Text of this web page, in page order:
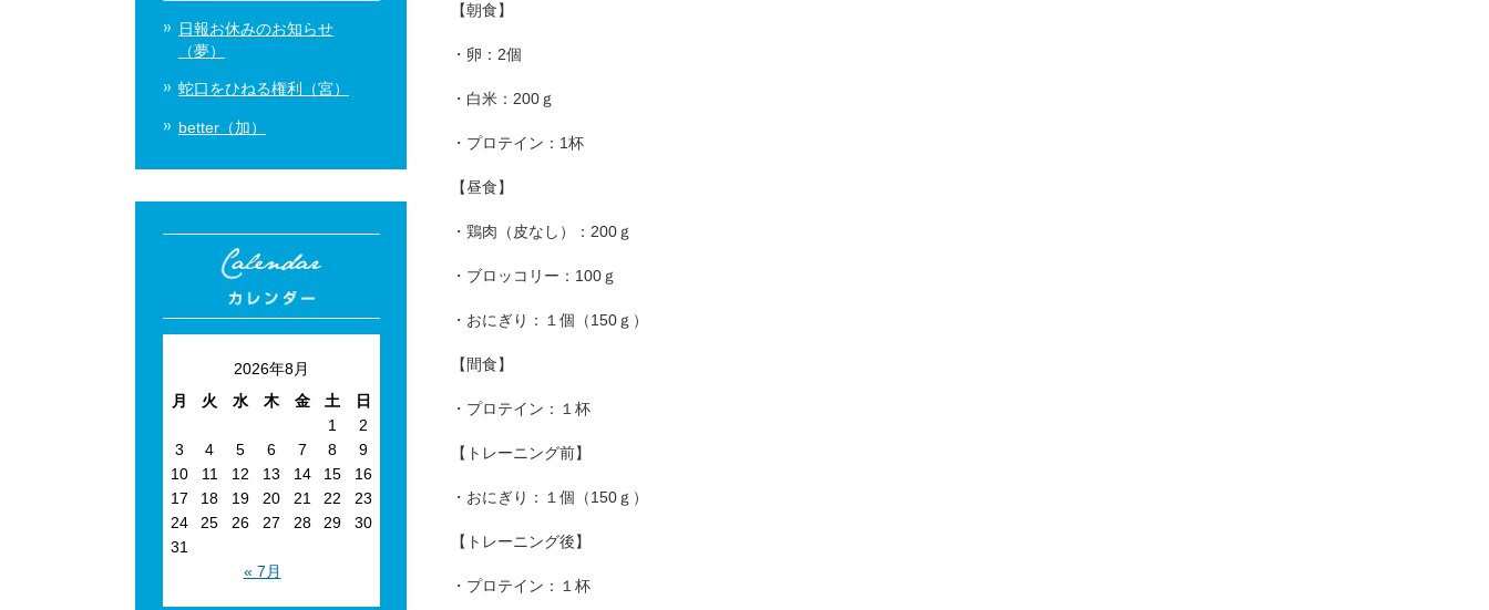
【朝食】
・卵：2個
・白米：200ｇ
・プロテイン：1杯
【昼食】
・鶏肉（皮なし）：200ｇ
・ブロッコリー：100ｇ
・おにぎり：１個（150ｇ）
【間食】
・プロテイン：１杯
【トレーニング前】
・おにぎり：１個（150ｇ）
【トレーニング後】
・プロテイン：１杯
日報お休みのお知らせ
（夢）
蛇口をひねる権利（宮）
better（加）
2026年8月
月
火 水 木 金 土
日
1
2
3
4 5 6 7 8
9
10
11 12 13 14 15
16
17
18 19 20 21 22
23
24
25 26 27 28 29
30
31
« 7月